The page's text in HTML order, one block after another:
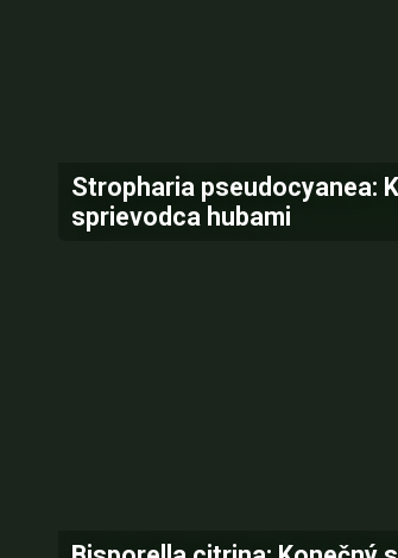
Stropharia pseudocyanea:
sprievodca hubami